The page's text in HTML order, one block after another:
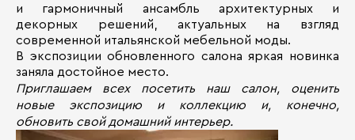
и гармоничный ансамбль архитектурных и
декорных решений, актуальных на взгляд
современной итальянской мебельной моды.
В экспозиции обновленного салона яркая новинка
заняла достойное место.
Приглашаем всех посетить наш салон, оценить
новые экспозицию и коллекцию и, конечно,
обновить свой домашний интерьер.